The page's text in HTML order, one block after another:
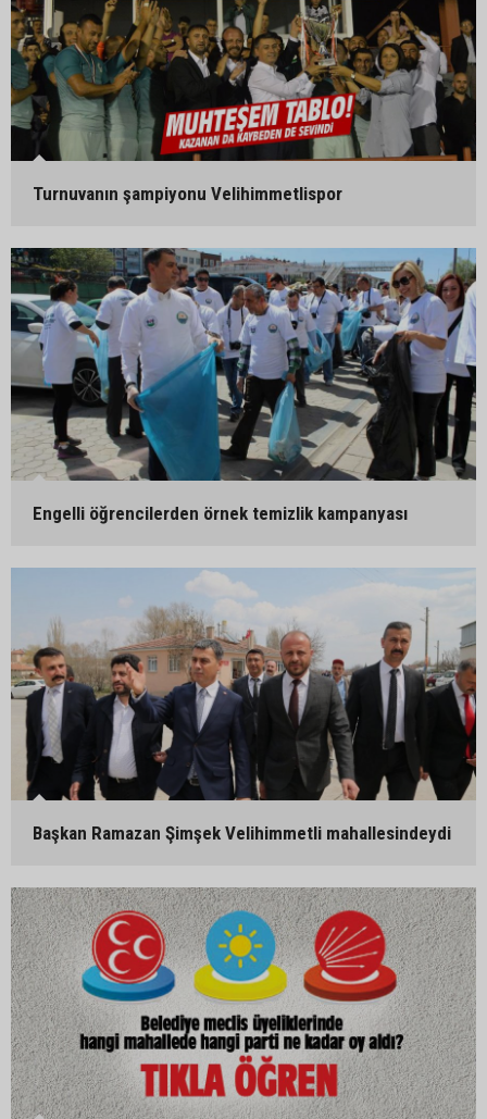
Turnuvanın şampiyonu Velihimmetlispor
Engelli öğrencilerden örnek temizlik kampanyası
Başkan Ramazan Şimşek Velihimmetli mahallesindeydi